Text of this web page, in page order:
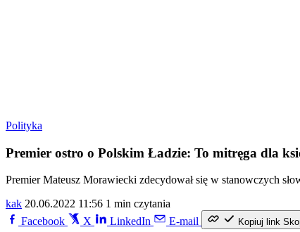
Polityka
Premier ostro o Polskim Ładzie: To mitręga dla
Premier Mateusz Morawiecki zdecydował się w stanowczych
kak 20.06.2022 11:56 1 min czytania
Facebook
X LinkedIn E-mail Kopiuj link